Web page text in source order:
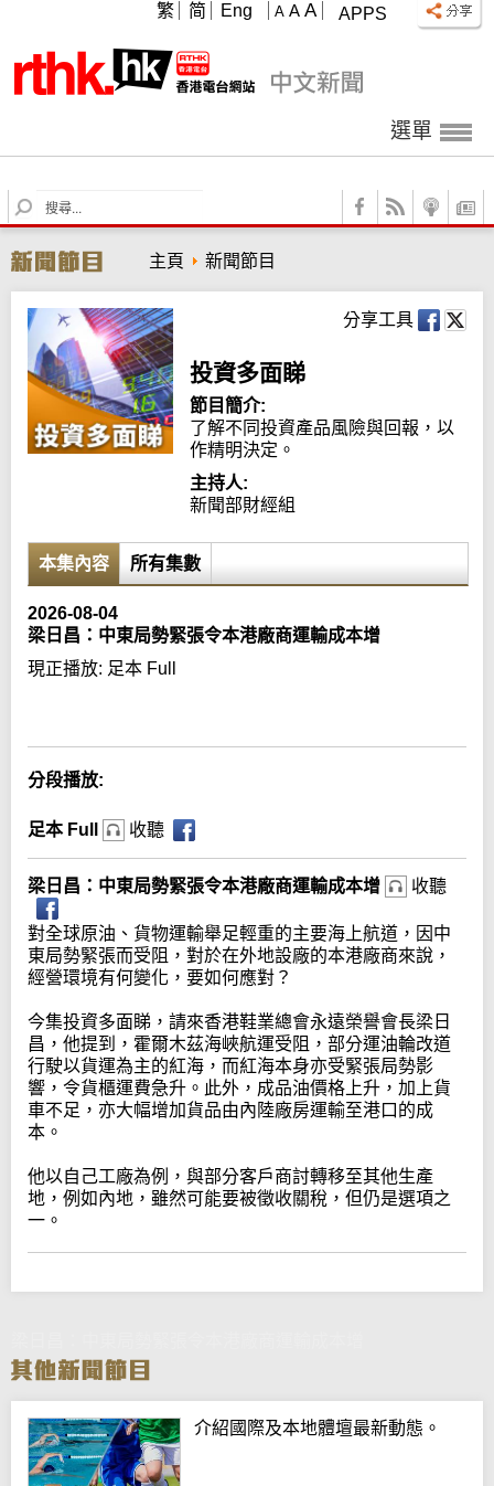
APPS
A A A
繁 简 Eng
選單
S
e
r
c
h
主頁 新聞節目
分享工具
投資多面睇
節目簡介:
了解不同投資產品風險與回報，以
作精明決定。
主持人:
新聞部財經組
本集內容 所有集數
2026-08-04
梁日昌：中東局勢緊張令本港廠商運輸成本增
現正播放: 足本 Full
分段播放:
足本 Full 收聽
梁日昌：中東局勢緊張令本港廠商運輸成本增 收聽
對全球原油、貨物運輸舉足輕重的主要海上航道，因中
東局勢緊張而受阻，對於在外地設廠的本港廠商來說，
經營環境有何變化，要如何應對？
今集投資多面睇，請來香港鞋業總會永遠榮譽會長梁日
昌，他提到，霍爾木茲海峽航運受阻，部分運油輪改道
行駛以貨運為主的紅海，而紅海本身亦受緊張局勢影
響，令貨櫃運費急升。此外，成品油價格上升，加上貨
車不足，亦大幅增加貨品由內陸廠房運輸至港口的成
本。
他以自己工廠為例，與部分客戶商討轉移至其他生產
地，例如內地，雖然可能要被徵收關稅，但仍是選項之
一。
介紹國際及本地體壇最新動態。